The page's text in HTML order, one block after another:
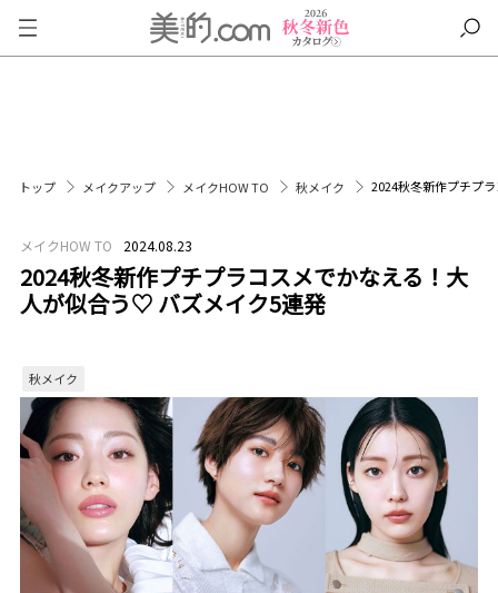
トップ メイクアップ メイクHOW TO 秋メイク 2024秋冬新作プチプ
メイクHOW TO 2024.08.23
2024秋冬新作プチプラコスメでかなえる！大
人が似合う♡ バズメイク5連発
秋メイク